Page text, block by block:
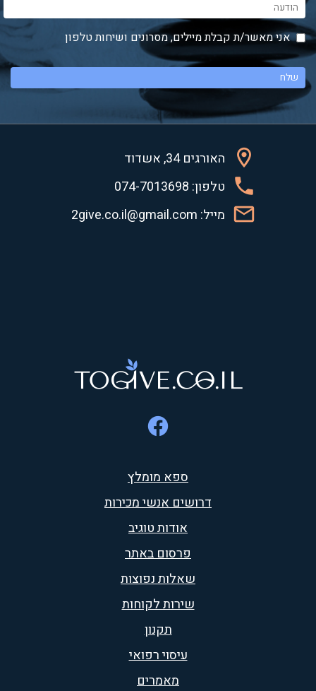
אני מאשר/ת קבלת מיילים, מסרונים ושיחות טלפון
האורגים 34, אשדוד
טלפון: 074-7013698
מייל: 2give.co.il@gmail.com
ספא מומלץ
דרושים אנשי מכירות
אודות טוגיב
פרסום באתר
שאלות נפוצות
שירות לקוחות
תקנון
עיסוי רפואי
מאמרים